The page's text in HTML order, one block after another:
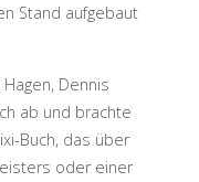
Stand aufgebaut
Dennis
ab und brachte
Buch, das über
oder einer